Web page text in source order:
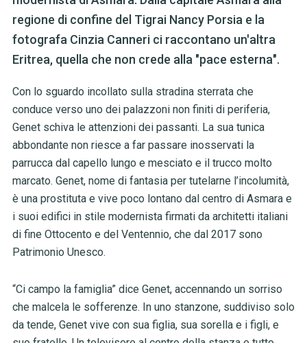
regione di confine del Tigrai Nancy Porsia e la
fotografa Cinzia Canneri ci raccontano un'altra
Eritrea, quella che non crede alla "pace esterna".
Con lo sguardo incollato sulla stradina sterrata che
conduce verso uno dei palazzoni non finiti di periferia,
Genet schiva le attenzioni dei passanti. La sua tunica
abbondante non riesce a far passare inosservati la
parrucca dal capello lungo e mesciato e il trucco molto
marcato. Genet, nome di fantasia per tutelarne l’incolumità,
è una prostituta e vive poco lontano dal centro di Asmara e
i suoi edifici in stile modernista firmati da architetti italiani
di fine Ottocento e del Ventennio, che dal 2017 sono
Patrimonio Unesco.
“Ci campo la famiglia” dice Genet, accennando un sorriso
che malcela le sofferenze. In uno stanzone, suddiviso solo
da tende, Genet vive con sua figlia, sua sorella e i figli, e